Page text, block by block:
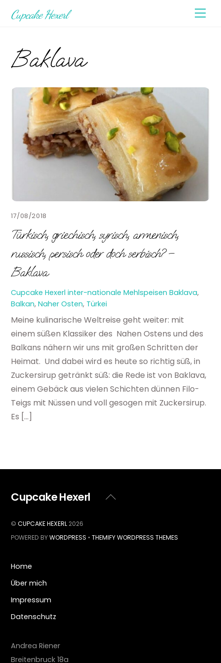
Cupcake Hexerl
Baklava
17/08/2018
Türkisch, griechisch, syrisch, armenisch,
russisch, persisch oder doch serbisch? –
Baklava
Cupcake Hexerl inter-nationale Mehlspeisen Baklava,
Balkan,Naher Osten, Türkei
Meine kulinarische Weltreise geht weiter: mit
einem süßen Klassiker des Nahen Ostens und des
Balkans nähern wir uns mit großen Schritten der
Heimat. Und dabei wird es heute so richtig süß, in
Zuckersirup getränkt süß: die Rede ist von Baklava,
einem Gebäck aus vielen Schichten dünnen Filo-
Teigs mit Nüssen und voll gesogen mit Zuckersirup.
Es […]
Back
Cupcake Hexerl
©CUPCAKE HEXERL 2026
POWERED BYWORDPRESS •THEMIFY WORDPRESS THEMES
Home
Über mich
Impressum
Datenschutz
Andrea Riener
Breitenbruck 18a